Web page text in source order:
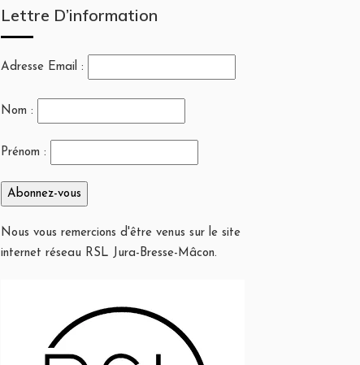
Lettre D’information
Adresse Email :
Nom :
Prénom :
Nous vous remercions d'être venus sur le site
internet réseau RSL Jura-Bresse-Mâcon.